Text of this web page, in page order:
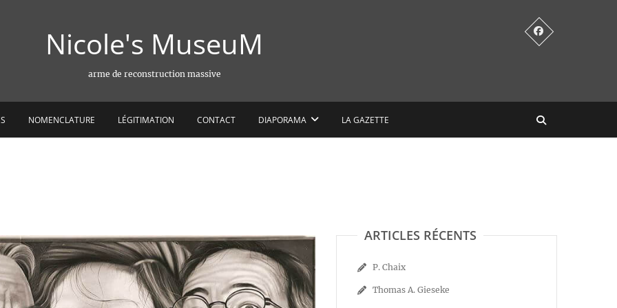
Nicole's MuseuM
arme de reconstruction massive
NOMENCLATURE LÉGITIMATION CONTACT DIAPORAMA LA GAZETTE
ARTICLES RÉCENTS
P. Chaix
Thomas A. Gieseke